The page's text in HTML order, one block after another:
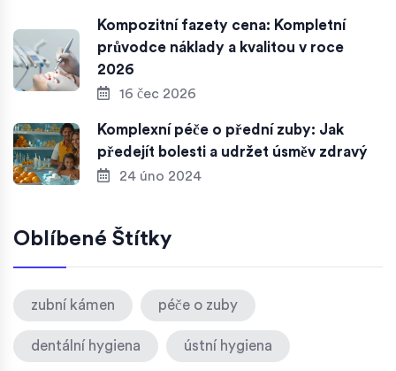
Kompozitní fazety cena: Kompletní
průvodce náklady a kvalitou v roce
2026
16 čec 2026
Komplexní péče o přední zuby: Jak
předejít bolesti a udržet úsměv zdravý
24 úno 2024
Oblíbené Štítky
zubní kámen péče o zuby
dentální hygiena ústní hygiena